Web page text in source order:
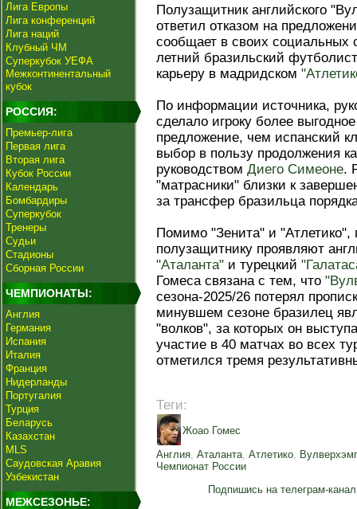
Лига Европы
Лига конференций
Лига наций
Клубный ЧМ
Суперкубок УЕФА
Межконтинентальный
кубок
РОССИЯ:
Премьер-лига
Первая лига
Вторая лига
Кубок России
Календарь
Бомбардиры
Суперкубок
Тренеры
Судьи
Стадионы
Сборная России
ЧЕМПИОНАТЫ:
Англия
Германия
Испания
Италия
Франция
Нидерланды
Португалия
Турция
Беларусь
Казахстан
MLS
Саудовская Аравия
Узбекистан
МЕЖСЕЗОНЬЕ:
Полузащитник английского
ответил отказом на
сообщает в своих социальных
летний бразильский
карьеру в мадридском
По информации источника,
сделало игроку более
предложение, чем испанский
выбор в пользу продолжения
руководством Диего Симеоне.
"матрасники" близки к
за трансфер бразильца
Помимо "Зенита" и "Атлетико",
полузащитнику проявляют
"Аталанта" и турецкий
Гомеса связана с тем, что
сезона-2025/26 потерял
минувшем сезоне бразилец
"волков", за которых он
участие в 40 матчах во всех
отметился тремя
Теги:
Жоао Гомес
Англия, Аталанта, Атлетико,
Чемпионат России
Подпишись на телеграм-